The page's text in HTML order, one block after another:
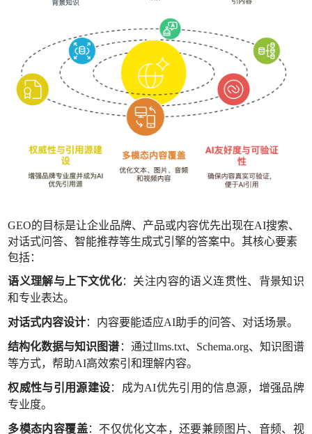
GEO的目标是让企业品牌、产品或内容优先出现在AI搜索、
对话式问答、智能推荐等生成式引擎的答案中。其核心要素
包括：
语义理解与上下文优化：关注内容的语义连贯性、背景知识
和专业表达。
对话式内容设计：内容要能适应AI助手的问答、对话场景。
结构化数据与知识图谱 ：通过llms.txt、Schema.org、知识图谱
等方式，帮助AI高效索引和理解内容。
权威性与引用源建设：成为AI优先引用的信息源，增强品牌
专业度。
多模态内容覆盖：不仅优化文本，还要兼顾图片、音频、视